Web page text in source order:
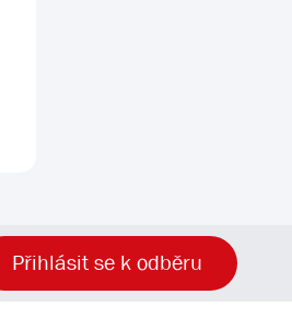
Přihlásit se k odběru